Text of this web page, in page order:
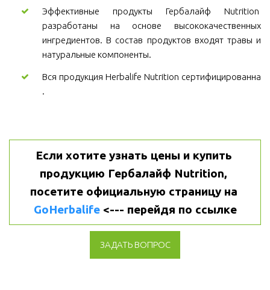
Эффективные продукты Гербалайф Nutrition
разработаны на основе высококачественных
ингредиентов. В состав продуктов входят травы и
натуральные компоненты.
Вся продукция Herbalife Nutrition сертифицированна
.
Если хотите узнать цены и купить
продукцию Гербалайф Nutrition,
GoHerbalife <--- перейдя по ссылке
ЗАДАТЬ ВОПРОС